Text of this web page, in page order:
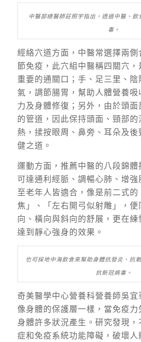
中醫部總醫師莊照宇指出，透過中醫、
毒。
經絡穴道方面，中醫常選擇兩
節免疫，此穴組中醫稱四關穴
重要的通關口；手、足三里、
氣，調節腸胃，幫助人體營養
力及身體修復；另外，由於頭
的管道，因此保持頭面、頸部
熱，揉按眼周、鼻旁、耳朵及
健之道。
運動方面，推薦中醫的八段錦體
可達通利經脈、調暢心肺、增
至老年人皆適合，像是前二式
焦」、「左右開弓似射雕」，
向、橫向與斜向的舒展，更在練
達到靜心強身的效果。
也可採地中海飲食來幫助身體抗發炎、抗
抗新冠病毒。
奇美醫學中心營養科營養師吳
像身體的保護層一樣，當免疫
身體許多狀況產生。研究發現
症和免疫系統功能障礙，破壞人